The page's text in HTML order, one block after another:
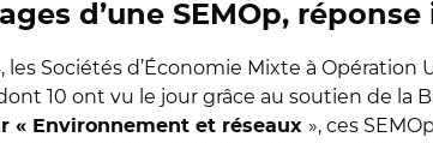
d’une SEMOp,
les Sociétés d’Économie Mixte à
10 ont vu le jour grâce au soutien de la
« Environnement et réseaux », ces